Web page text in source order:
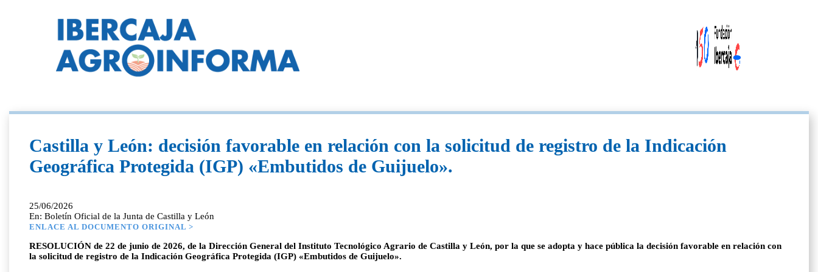
Castilla y León: decisión favorable en relación con la solicitud de registro de la Indicación
Geográfica Protegida (IGP) «Embutidos de Guijuelo».
25/06/2026
En: Boletín Oficial de la Junta de Castilla y León
ENLACE AL DOCUMENTO ORIGINAL >
RESOLUCIÓN de 22 de junio de 2026, de la Dirección General del Instituto Tecnológico Agrario de Castilla y León, por la que se adopta y hace pública la decisión favorable en relación con
la solicitud de registro de la Indicación Geográfica Protegida (IGP) «Embutidos de Guijuelo».